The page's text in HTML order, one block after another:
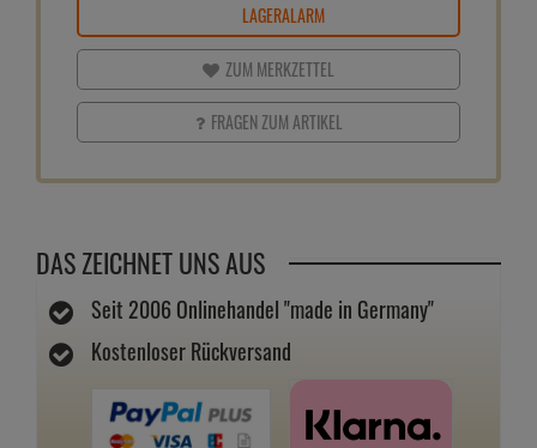
LAGERALARM
ZUM MERKZETTEL
FRAGEN ZUM ARTIKEL
DAS ZEICHNET UNS AUS
Seit 2006 Onlinehandel "made in Germany"
Kostenloser Rückversand